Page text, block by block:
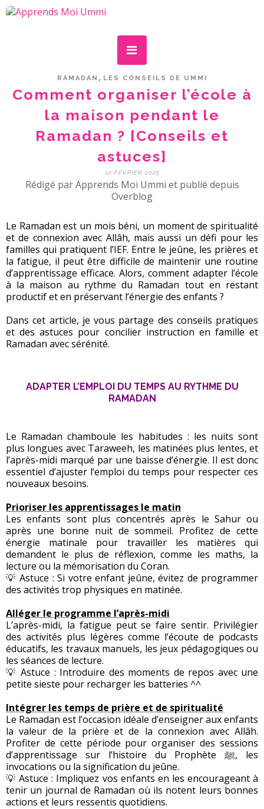
RAMADAN , LES CONSEILS DE UMMI
Comment organiser l’école à
la maison pendant le
Ramadan ? [Conseils et
astuces]
12 FÉVRIER 2025
Rédigé par Apprends Moi Ummi et publié depuis
Overblog
Le Ramadan est un mois béni, un moment de spiritualité
et de connexion avec Allâh, mais aussi un défi pour les
familles qui pratiquent l’IEF. Entre le jeûne, les prières et
la fatigue, il peut être difficile de maintenir une routine
d’apprentissage efficace. Alors, comment adapter l’école
à la maison au rythme du Ramadan tout en restant
productif et en préservant l’énergie des enfants ?
Dans cet article, je vous partage des conseils pratiques
et des astuces pour concilier instruction en famille et
Ramadan avec sérénité.
ADAPTER L’EMPLOI DU TEMPS AU RYTHME DU
RAMADAN
Le Ramadan chamboule les habitudes : les nuits sont
plus longues avec Taraweeh, les matinées plus lentes, et
l’après-midi marqué par une baisse d’énergie. Il est donc
essentiel d’ajuster l’emploi du temps pour respecter ces
nouveaux besoins.
Prioriser les apprentissages le matin
Les enfants sont plus concentrés après le Sahur ou
après une bonne nuit de sommeil. Profitez de cette
énergie matinale pour travailler les matières qui
demandent le plus de réflexion, comme les maths, la
lecture ou la mémorisation du Coran.
💡 Astuce : Si votre enfant jeûne, évitez de programmer
des activités trop physiques en matinée.
Alléger le programme l’après-midi
L’après-midi, la fatigue peut se faire sentir. Privilégier
des activités plus légères comme l’écoute de podcasts
éducatifs, les travaux manuels, les jeux pédagogiques ou
les séances de lecture.
💡 Astuce : Introduire des moments de repos avec une
petite sieste pour recharger les batteries ^^
Intégrer les temps de prière et de spiritualité
Le Ramadan est l’occasion idéale d’enseigner aux enfants
la valeur de la prière et de la connexion avec Allâh.
Profiter de cette période pour organiser des sessions
d’apprentissage sur l’histoire du Prophète ﷺ, les
invocations ou la signification du jeûne.
💡 Astuce : Impliquez vos enfants en les encourageant à
tenir un journal de Ramadan où ils notent leurs bonnes
actions et leurs ressentis quotidiens.